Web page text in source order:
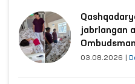
jabrlangan
03.08.2026